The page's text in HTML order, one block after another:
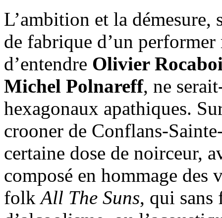
L’ambition et la
de fabrique d’un
d’entendre Olivier
Michel Polnareff, ne
hexagonaux apathiques.
crooner de Conflans-
certaine dose de noirceur,
composé en hommage
folk All The Suns, qui sans